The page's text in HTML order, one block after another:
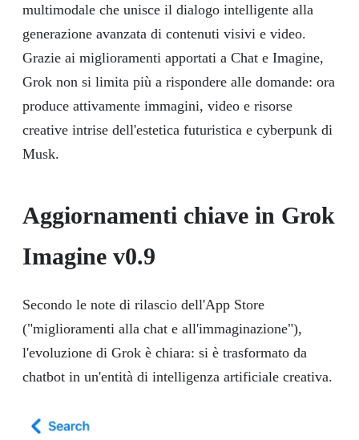
multimodale che unisce il dialogo intelligente alla
generazione avanzata di contenuti visivi e video.
Grazie ai miglioramenti apportati a Chat e Imagine,
Grok non si limita più a rispondere alle domande: ora
produce attivamente immagini, video e risorse
creative intrise dell'estetica futuristica e cyberpunk di
Musk.
Aggiornamenti chiave in Grok
Imagine v0.9
Secondo le note di rilascio dell'App Store
("miglioramenti alla chat e all'immaginazione"),
l'evoluzione di Grok è chiara: si è trasformato da
chatbot in un'entità di intelligenza artificiale creativa.